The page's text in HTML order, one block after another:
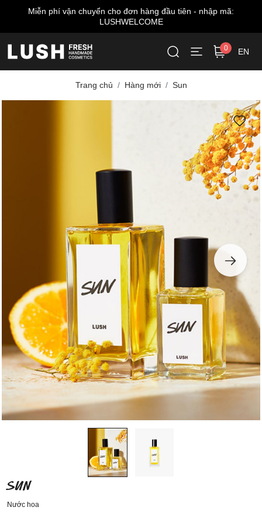
Miễn phí vận chuyển cho đơn hàng đầu tiên - nhập mã:
LUSHWELCOME
0 EN
Trang chủ Hàng mới Sun
SUN
Nước hoa